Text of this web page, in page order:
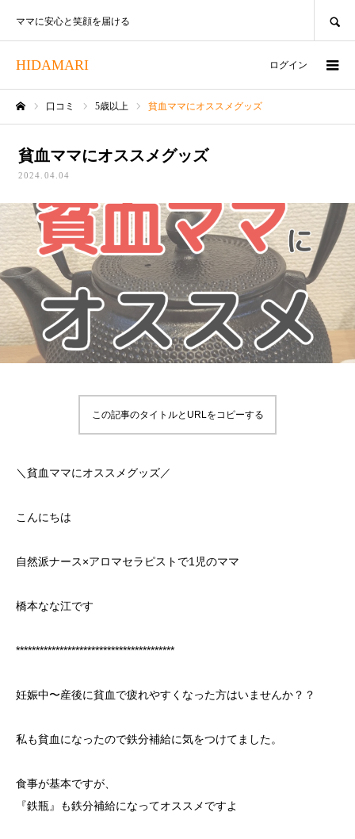
HIDAMARI
ママに安心と笑顔を届ける
ログイン
口コミ 5歳以上 貧血ママにオススメグッズ
貧血ママにオススメグッズ
2024.04.04
この記事のタイトルとURLをコピーする
＼貧血ママにオススメグッズ／
こんにちは
自然派ナース×アロマセラピストで1児のママ
橋本なな江です
****************************************
妊娠中〜産後に貧血で疲れやすくなった方はいませんか？？
私も貧血になったので鉄分補給に気をつけてました。
食事が基本ですが、
『鉄瓶』も鉄分補給になってオススメですよ